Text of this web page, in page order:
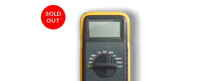
SOLD
OUT